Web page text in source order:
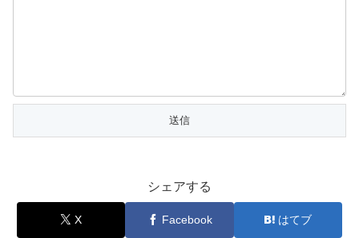
シェアする
X Facebook はてブ